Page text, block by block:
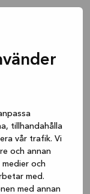
tillhandahålla
vår trafik. Vi
och annan
och
med.
med annan